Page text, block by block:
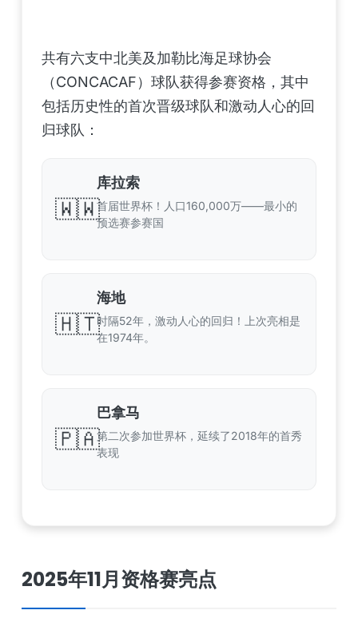
共有六支中北美及加勒比海足球协会
（CONCACAF）球队获得参赛资格，其中
包括历史性的首次晋级球队和激动人心的回
归球队：
🇼🇼
库拉索
首届世界杯！人口160,000万——最小的
预选赛参赛国
🇭🇹
海地
时隔52年，激动人心的回归！上次亮相是
在1974年。
🇵🇦
巴拿马
第二次参加世界杯，延续了2018年的首秀
表现
2025年11月资格赛亮点